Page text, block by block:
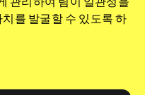
를 발굴할 수 있도록 하